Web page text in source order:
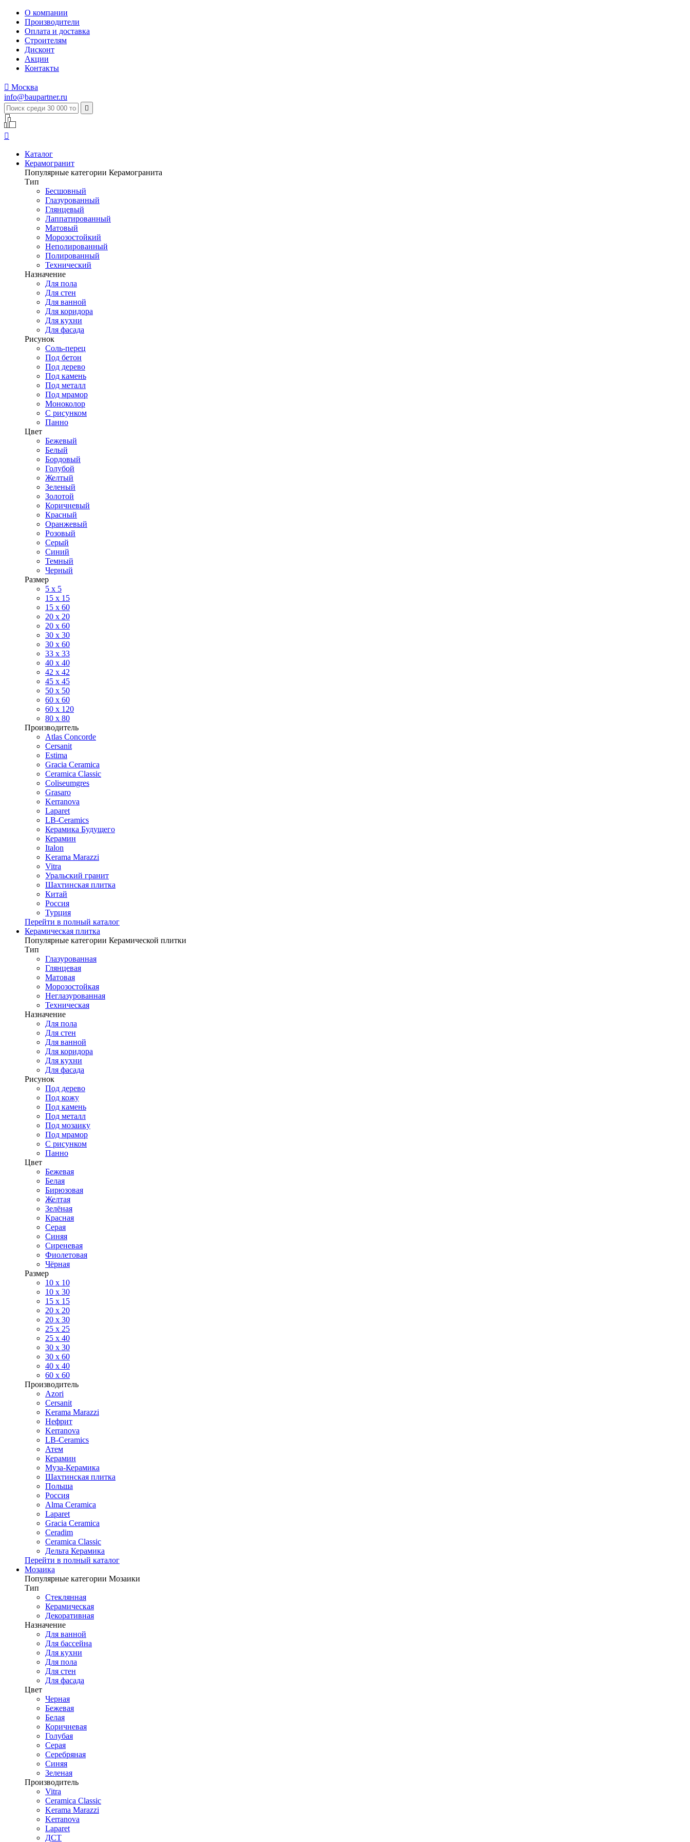
О компании
Производители
Оплата и доставка
Строителям
Дисконт
Акции
Контакты
 Москва
info@baupartner.ru


Каталог
Керамогранит
Популярные категории Керамогранита
Тип
Бесшовный
Глазурованный
Глянцевый
Лаппатированный
Матовый
Морозостойкий
Неполированный
Полированный
Технический
Назначение
Для пола
Для стен
Для ванной
Для коридора
Для кухни
Для фасада
Рисунок
Соль-перец
Под бетон
Под дерево
Под камень
Под металл
Под мрамор
Моноколор
С рисунком
Панно
Цвет
Бежевый
Белый
Бордовый
Голубой
Желтый
Зеленый
Золотой
Коричневый
Красный
Оранжевый
Розовый
Серый
Синий
Темный
Черный
Размер
5 x 5
15 x 15
15 x 60
20 х 20
20 x 60
30 х 30
30 x 60
33 x 33
40 х 40
42 x 42
45 x 45
50 x 50
60 х 60
60 x 120
80 x 80
Производитель
Atlas Concorde
Cersanit
Estima
Gracia Ceramica
Ceramica Classic
Coliseumgres
Grasaro
Kerranova
Laparet
LB-Ceramics
Керамика Будущего
Керамин
Italon
Kerama Marazzi
Vitra
Уральский гранит
Шахтинская плитка
Китай
Россия
Турция
Перейти в полный каталог
Керамическая плитка
Популярные категории Керамической плитки
Тип
Глазурованная
Глянцевая
Матовая
Морозостойкая
Неглазурованная
Техническая
Назначение
Для пола
Для стен
Для ванной
Для коридора
Для кухни
Для фасада
Рисунок
Под дерево
Под кожу
Под камень
Под металл
Под мозаику
Под мрамор
С рисунком
Панно
Цвет
Бежевая
Белая
Бирюзовая
Желтая
Зелёная
Красная
Серая
Синяя
Сиреневая
Фиолетовая
Чёрная
Размер
10 х 10
10 x 30
15 x 15
20 х 20
20 x 30
25 x 25
25 x 40
30 x 30
30 х 60
40 х 40
60 х 60
Производитель
Azori
Cersanit
Kerama Marazzi
Нефрит
Kerranova
LB-Ceramics
Атем
Керамин
Муза-Керамика
Шахтинская плитка
Польша
Россия
Alma Ceramica
Laparet
Gracia Ceramica
Ceradim
Ceramica Classic
Дельта Керамика
Перейти в полный каталог
Мозаика
Популярные категории Мозаики
Тип
Стеклянная
Керамическая
Декоративная
Назначение
Для ванной
Для бассейна
Для кухни
Для пола
Для стен
Для фасада
Цвет
Черная
Бежевая
Белая
Коричневая
Голубая
Серая
Серебряная
Синяя
Зеленая
Производитель
Vitra
Ceramica Classic
Kerama Marazzi
Kerranova
Laparet
ДСТ